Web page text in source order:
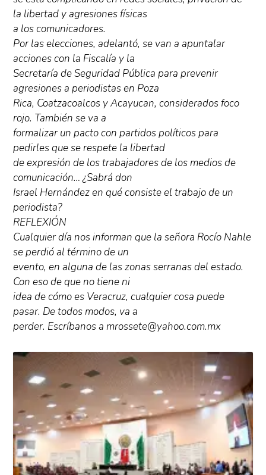
la libertad y agresiones físicas
a los comunicadores.
Por las elecciones, adelantó, se van a apuntalar
acciones con la Fiscalía y la
Secretaría de Seguridad Pública para prevenir
agresiones a periodistas en Poza
Rica, Coatzacoalcos y Acayucan, considerados foco
rojo. También se va a
formalizar un pacto con partidos políticos para
pedirles que se respete la libertad
de expresión de los trabajadores de los medios de
comunicación… ¿Sabrá don
Israel Hernández en qué consiste el trabajo de un
periodista?
REFLEXIÓN
Cualquier día nos informan que la señora Rocío Nahle
se perdió al término de un
evento, en alguna de las zonas serranas del estado.
Con eso de que no tiene ni
idea de cómo es Veracruz, cualquier cosa puede
pasar. De todos modos, va a
perder. Escríbanos a mrossete@yahoo.com.mx